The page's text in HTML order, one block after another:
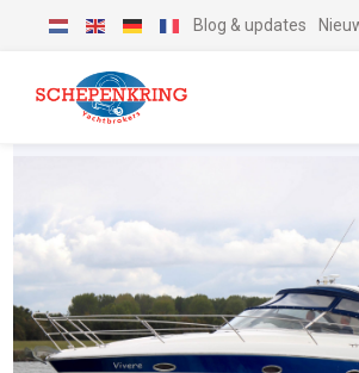
Blog & updates